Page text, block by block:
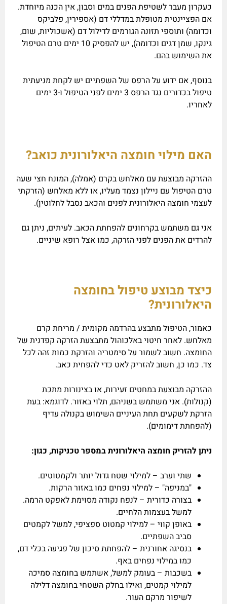
כעקרון מעבר לשטיפת הפנים במים וסבון, אין הכנה מיוחדת.
אם הפציינטית מטופלת במדללי דם (אספירין, פלביקס
וכדומה) ותוספי תזונה הגורמים לדילול דם (אשכוליות, שום,
גינקו, שמן דגים וכדומה), יש להפסיק 10 ימים טרם הטיפול
את השימוש בהם.
בנוסף, אם ידוע על הרפס של השפתיים יש לקחת מניעתית
טיפול בכדורים נגד הרפס 3 ימים לפני הטיפול ו-3 ימים
לאחריו.
האם מילוי חומצה היאלורונית כואב?
ההזרקה מבוצעת עם מאלחש בקרם (אמלה), המונח חצי שעה
טרם הטיפול עם ניילון נצמד מעליו, או ללא מאלחש (הזרקתי
לעצמי חומצה היאלורונית לפנים והכאב נסבל לחלוטין).
אני גם משתמש בקרחונים להפחתת הכאב. לעיתים, ניתן גם
להרדים את הפנים לפני הזרקה, כמו אצל רופא שיניים.
כיצד מבוצע טיפול בחומצה
היאלורונית?
כאמור, הטיפול מתבצע בהרדמה מקומית / מריחת קרם
מאלחש. לאחר חיטוי באלכוהול מתבצעת הזרקה קפדנית של
החומצה. חשוב לשמור על סימטריה והזרקת כמות זהה לכל
צד. כמו כן, חשוב להזריק לאט כדי להפחית כאב.
ההזרקה מבוצעת במחטים זעירות, או בצינורות מתכת
(קנולות). אני משתמש בשניהם, תלוי באזור. לדוגמא: בעת
הזרקת לשקעים תחת העיניים השימוש בקנולה עדיף
(להפחתת דימומים).
ניתן להזריק חומצה היאלורונית במספר טכניקות, כגון:
שתי וערב – למילוי שטח גדול יותר ולקמטוטים.
"במניפה" – למילוי נפחים כמו באזור הרקות.
בצורה כדורית – לנפח נקודה מסוימת לאפקט הרמה.
למשל בעצמות הלחיים.
באופן קווי – למילוי קמטוט ספציפי, למשל לקמטים
סביב השפתיים.
בנסיגה אחורנית – להפחתת סיכון של פגיעה בכלי דם,
כמו במילוי נפחים באף.
בשכבות – בעומק למשל, אשתמש בחומצה סמיכה
למילוי קמטים, ואילו בחלק השטחי בחומצה דלילה
לשיפור מרקם העור.